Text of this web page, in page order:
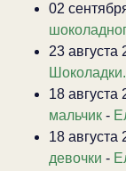
02
23 августа
18 августа
мальчик -
18 августа
девочки -